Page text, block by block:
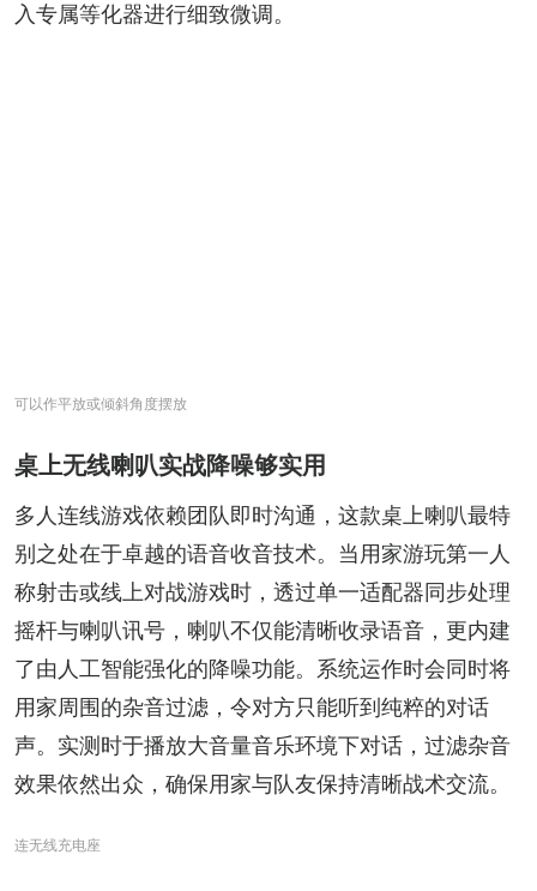
入专属等化器进行细致微调。
可以作平放或倾斜角度摆放
桌上无线喇叭实战降噪够实用
多人连线游戏依赖团队即时沟通，这款桌上喇叭最特
别之处在于卓越的语音收音技术。当用家游玩第一人
称射击或线上对战游戏时，透过单一适配器同步处理
摇杆与喇叭讯号，喇叭不仅能清晰收录语音，更内建
了由人工智能强化的降噪功能。系统运作时会同时将
用家周围的杂音过滤，令对方只能听到纯粹的对话
声。实测时于播放大音量音乐环境下对话，过滤杂音
效果依然出众，确保用家与队友保持清晰战术交流。
连无线充电座